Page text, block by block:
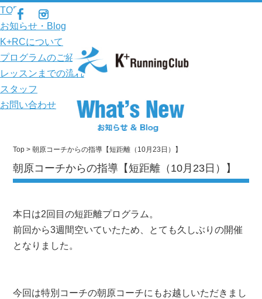
TOP
お知らせ・Blog
K+RCについて
プログラムのご紹介
レッスンまでの流れ
スタッフ
お問い合わせ
Top > 朝原コーチからの指導【短距離（10月23日）】
朝原コーチからの指導【短距離（10月23日）】
本日は2回目の短距離プログラム。
前回から3週間空いていたため、とても久しぶりの開催
となりました。
今回は特別コーチの朝原コーチにもお越しいただきまし